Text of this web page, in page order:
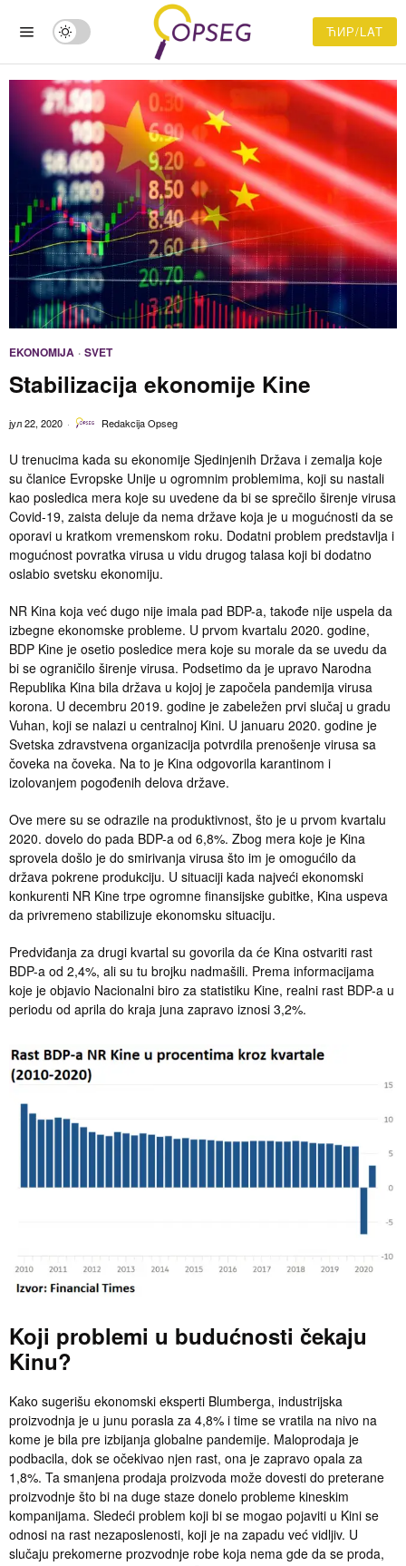
ЋИР/LAT
EKONOMIJA · SVET
Stabilizacija ekonomije Kine
јул 22, 2020 Redakcija Opseg
U trenucima kada su ekonomije Sjedinjenih Država i zemalja koje
su članice Evropske Unije u ogromnim problemima, koji su nastali
kao posledica mera koje su uvedene da bi se sprečilo širenje virusa
Covid-19, zaista deluje da nema države koja je u mogućnosti da se
oporavi u kratkom vremenskom roku. Dodatni problem predstavlja i
mogućnost povratka virusa u vidu drugog talasa koji bi dodatno
oslabio svetsku ekonomiju.
NR Kina koja već dugo nije imala pad BDP-a, takođe nije uspela da
izbegne ekonomske probleme. U prvom kvartalu 2020. godine,
BDP Kine je osetio posledice mera koje su morale da se uvedu da
bi se ograničilo širenje virusa. Podsetimo da je upravo Narodna
Republika Kina bila država u kojoj je započela pandemija virusa
korona. U decembru 2019. godine je zabeležen prvi slučaj u gradu
Vuhan, koji se nalazi u centralnoj Kini. U januaru 2020. godine je
Svetska zdravstvena organizacija potvrdila prenošenje virusa sa
čoveka na čoveka. Na to je Kina odgovorila karantinom i
izolovanjem pogođenih delova države.
Ove mere su se odrazile na produktivnost, što je u prvom kvartalu
2020. dovelo do pada BDP-a od 6,8%. Zbog mera koje je Kina
sprovela došlo je do smirivanja virusa što im je omogućilo da
država pokrene produkciju. U situaciji kada najveći ekonomski
konkurenti NR Kine trpe ogromne finansijske gubitke, Kina uspeva
da privremeno stabilizuje ekonomsku situaciju.
Predviđanja za drugi kvartal su govorila da će Kina ostvariti rast
BDP-a od 2,4%, ali su tu brojku nadmašili. Prema informacijama
koje je objavio Nacionalni biro za statistiku Kine, realni rast BDP-a u
periodu od aprila do kraja juna zapravo iznosi 3,2%.
Koji problemi u budućnosti čekaju
Kinu?
Kako sugerišu ekonomski eksperti Blumberga, industrijska
proizvodnja je u junu porasla za 4,8% i time se vratila na nivo na
kome je bila pre izbijanja globalne pandemije. Maloprodaja je
podbacila, dok se očekivao njen rast, ona je zapravo opala za
1,8%. Ta smanjena prodaja proizvoda može dovesti do preterane
proizvodnje što bi na duge staze donelo probleme kineskim
kompanijama. Sledeći problem koji bi se mogao pojaviti u Kini se
odnosi na rast nezaposlenosti, koji je na zapadu već vidljiv. U
slučaju prekomerne prozvodnje robe koja nema gde da se proda,